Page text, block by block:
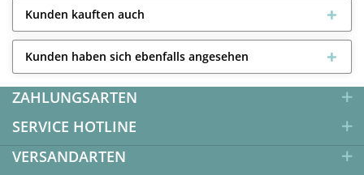
Kunden kauften auch
Kunden haben sich ebenfalls angesehen
ZAHLUNGSARTEN
SERVICE HOTLINE
VERSANDARTEN